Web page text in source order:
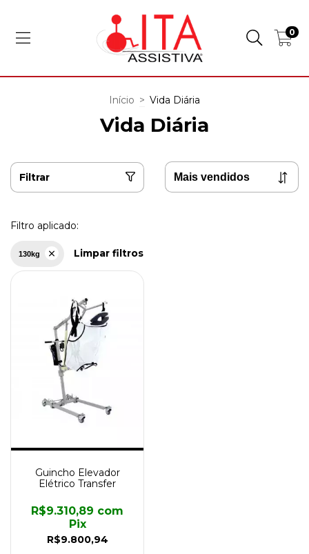
0
Início > Vida Diária
Vida Diária
Filtrar
Filtro aplicado:
130kg Limpar filtros
Guincho Elevador
Elétrico Transfer
R$9.800,94
R$9.310,89 com
Pix